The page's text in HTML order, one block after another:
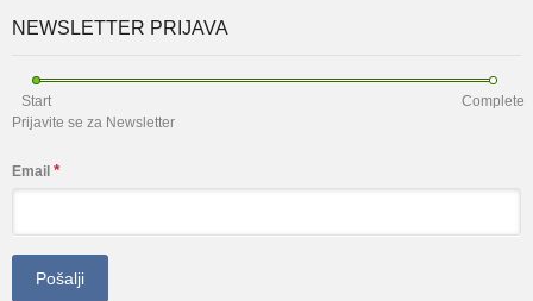
NEWSLETTER PRIJAVA
Start
Complete
Prijavite se za Newsletter
Email *